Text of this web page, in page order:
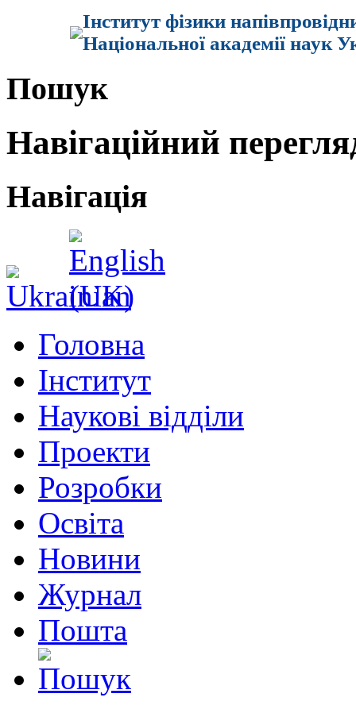
Інститут фізики
Національної академії наук
Пошук
Навігаційний
Навігація
Головна
Інститут
Наукові відділи
Проекти
Розробки
Освіта
Новини
Журнал
Пошта